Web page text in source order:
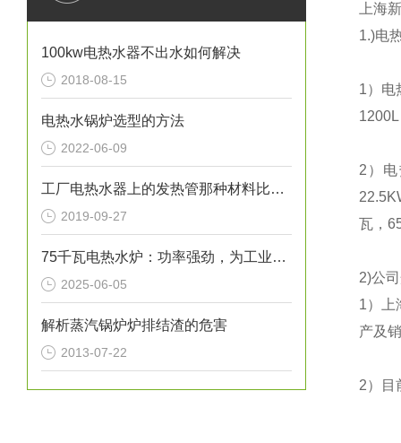
100kw电热水器不出水如何解决
2018-08-15
电热水锅炉选型的方法
2022-06-09
工厂电热水器上的发热管那种材料比较好
2019-09-27
75千瓦电热水炉：功率强劲，为工业生产提供稳定热水源！
2025-06-05
解析蒸汽锅炉炉排结渣的危害
2013-07-22
上海
1.)电
1）电
2）
瓦，
2)公
1）
产及
2）目